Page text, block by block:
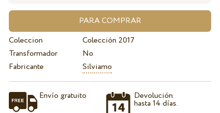
Coleccion
Colección 2017
Transformador
No
Fabricante
Silviamo
Envío gratuito Devolución
hasta 14 días.